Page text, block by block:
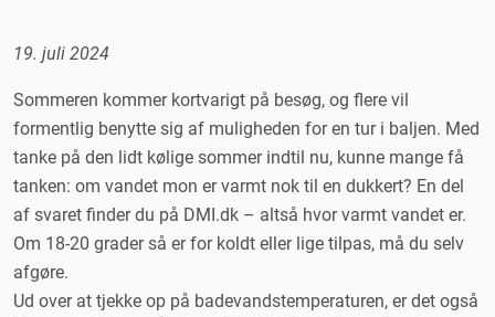
19. juli 2024
Sommeren kommer kortvarigt på besøg, og flere vil
formentlig benytte sig af muligheden for en tur i baljen. Med
tanke på den lidt kølige sommer indtil nu, kunne mange få
tanken: om vandet mon er varmt nok til en dukkert? En del
af svaret finder du på DMI.dk – altså hvor varmt vandet er.
Om 18-20 grader så er for koldt eller lige tilpas, må du selv
afgøre.
Ud over at tjekke op på badevandstemperaturen, er det også